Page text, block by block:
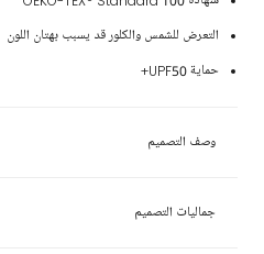
التعرض للشمس والكلور قد يسبب بهتان اللون
حماية UPF50+
وصف التصميم
جماليات التصميم